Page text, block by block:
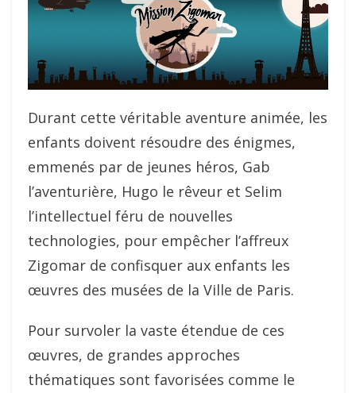
Durant cette véritable aventure animée, les
enfants doivent résoudre des énigmes,
emmenés par de jeunes héros, Gab
l’aventurière, Hugo le rêveur et Selim
l’intellectuel féru de nouvelles
technologies, pour empêcher l’affreux
Zigomar de confisquer aux enfants les
œuvres des musées de la Ville de Paris.
Pour survoler la vaste étendue de ces
œuvres, de grandes approches
thématiques sont favorisées comme le